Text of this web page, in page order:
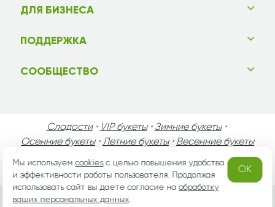
ДЛЯ БИЗНЕСА
ПОДДЕРЖКА
СООБЩЕСТВО
Сладости• VIP букеты• Зимние букеты•
Осенние букеты•Летние букеты• Весенние букеты
•
День Мужчин•Праздники!
Мы используемcookiesс целью повышения удобства
и эффективности работы пользователя. Продолжая
использовать сайт вы даете согласие наобработку
ваших персональных данных.
OK